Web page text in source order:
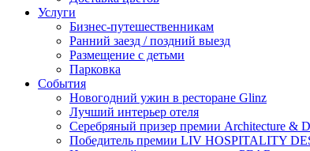
Услуги
Бизнес-путешественникам
Ранний заезд / поздний выезд
Размещение с детьми
Парковка
События
Новогодний ужин в ресторане Glinz
Лучший интерьер отеля
Серебряный призер премии Architecture &
Победитель премии LIV HOSPITALITY